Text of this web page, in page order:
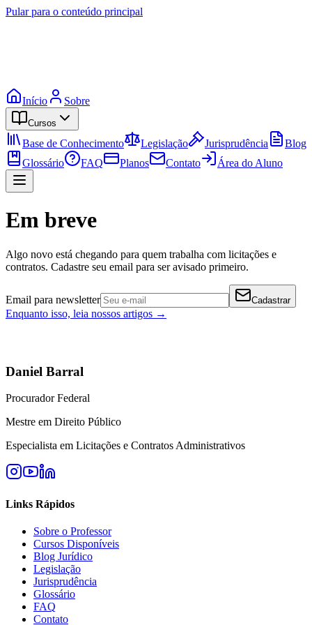
Pular para o conteúdo principal
Início Sobre
Cursos
Base de Conhecimento Legislação Jurisprudência
Blog
Glossário
FAQ Planos Contato Área do Aluno
Em breve
Algo novo está chegando para quem trabalha com licitações e
contratos. Cadastre seu email para ser avisado primeiro.
Email para newsletter Cadastrar
Enquanto isso, leia nossos artigos →
Daniel Barral
Procurador Federal
Mestre em Direito Público
Especialista em Licitações e Contratos Administrativos
Links Rápidos
Sobre o Professor
Cursos Disponíveis
Blog Jurídico
Legislação
Jurisprudência
Glossário
FAQ
Contato